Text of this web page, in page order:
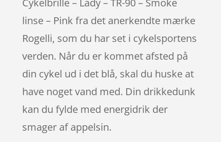
linse – Pink fra det anerkendte mærke
Rogelli, som du har set i cykelsportens
verden. Når du er kommet afsted på
din cykel ud i det blå, skal du huske at
have noget vand med. Din drikkedunk
kan du fylde med energidrik der
smager af appelsin.